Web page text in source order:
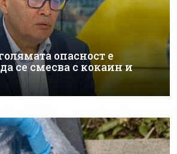
опасност е
се смесва с кокаин и